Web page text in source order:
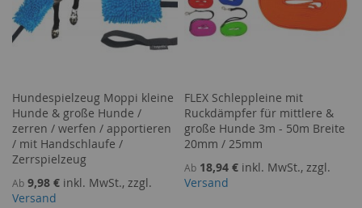
Hundespielzeug Moppi kleine
Hunde & große Hunde /
zerren / werfen / apportieren
/ mit Handschlaufe /
Zerrspielzeug
Ab 9,98 € inkl. MwSt., zzgl.
Versand
FLEX Schleppleine mit
Ruckdämpfer für mittlere &
große Hunde 3m - 50m Breite
20mm / 25mm
Ab 18,94 € inkl. MwSt., zzgl.
Versand